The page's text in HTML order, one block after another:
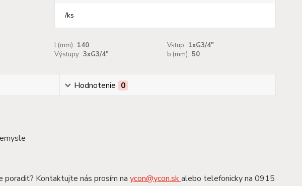
/ks
l (mm): 140 Vstup: 1xG3/4"
Výstupy: 3xG3/4" b (mm): 50
Hodnotenie 0
Kontaktujte nás prosím na ycon@ycon.skalebo telefonicky na 0915